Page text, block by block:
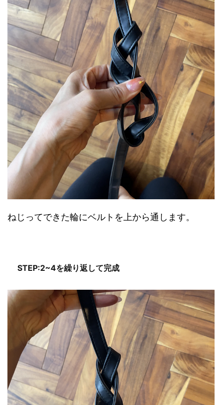
ねじってできた輪にベルトを上から通します。
STEP:2~4を繰り返して完成